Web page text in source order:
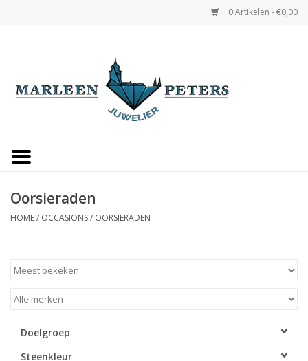
0 Artikelen - €0,00
Occasions
Overige
Merken
Oorsieraden
HOME/ OCCASIONS/ OORSIERADEN
Doelgroep
Steenkleur